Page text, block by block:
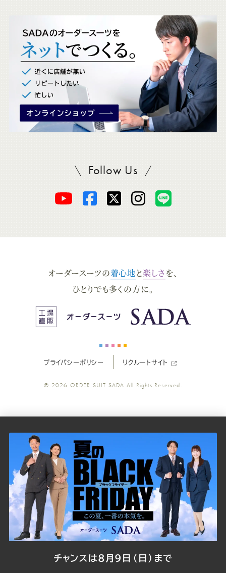
Follow UsSADAをフォロー
オ
ー
ス
ツ
の
公
式
Youtube
オ
ー
ス
ー
の
公
式
Facebook
オ
ー
ス
ー
ツ
の
公
式
Twitter
オ
ー
ス
ツ
の
公
式
ス
ツ
の
公
式
LINE
オーダースーツの着心地と楽しさ を、
ひとりでも多くの方に。
プライバシーポリシー リクルートサイト
© 2026 ORDER SUIT SADA All Rights Reserved.
チャンスは8月9日（日）まで